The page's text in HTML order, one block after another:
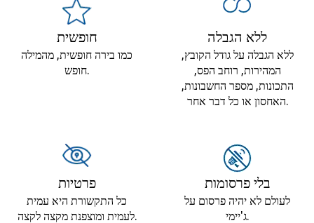
חופשית
כמו בירה חופשית, מהמילה
חופש.
ללא הגבלה
ללא הגבלה על גודל הקובץ,
המהירות, רוחב הפס,
התכונות, מספר החשבונות,
האחסון או כל דבר אחר.
פרטיות
כל התקשורת היא עמית
לעמית ומוצפנת מקצה לקצה.
בלי פרסומות
לעולם לא יהיה פרסום על
ג'יימי.